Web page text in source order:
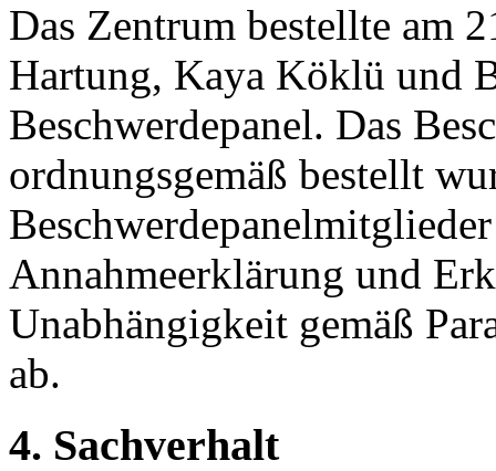
Das Zentrum bestellte am
Hartung, Kaya Köklü und
Beschwerdepanel. Das
ordnungsgemäß bestellt
Annahmeerklärung und
Unabhängigkeit gemäß
ab.
4. Sachverhalt